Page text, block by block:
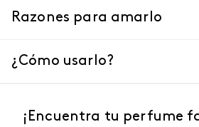
Razones para amarlo
¿Cómo usarlo?
¡Encuentra tu perfume